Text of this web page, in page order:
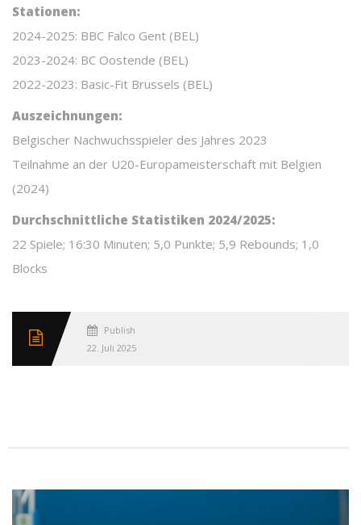
Stationen:
2024-2025: BBC Falco Gent (BEL)
2023-2024: BC Oostende (BEL)
2022-2023: Basic-Fit Brussels (BEL)
Auszeichnungen:
Belgischer Nachwuchsspieler des Jahres 2023
Teilnahme an der U20-Europameisterschaft mit Belgien
(2024)
Durchschnittliche Statistiken 2024/2025:
22 Spiele; 16:30 Minuten; 5,0 Punkte; 5,9 Rebounds; 1,0
Blocks
Published
22. Juli 2025